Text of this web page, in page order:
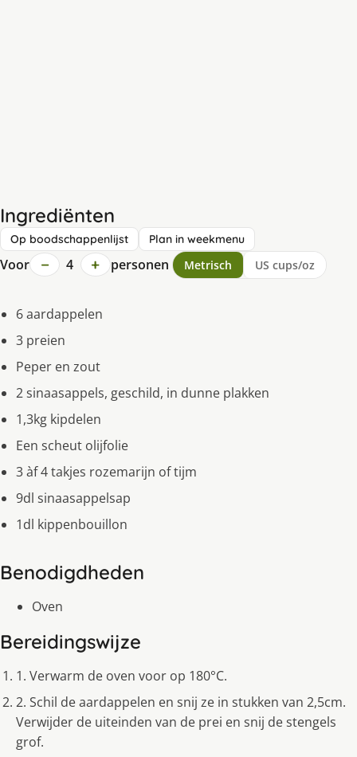
Ingrediënten
Op boodschappenlijst Plan in weekmenu
Voor − 4 + personen Metrisch US cups/oz
6 aardappelen
3 preien
Peper en zout
2 sinaasappels, geschild, in dunne plakken
1,3kg kipdelen
Een scheut olijfolie
3 àf 4 takjes rozemarijn of tijm
9dl sinaasappelsap
1dl kippenbouillon
Benodigdheden
Oven
Bereidingswijze
1. Verwarm de oven voor op 180°C.
2. Schil de aardappelen en snij ze in stukken van 2,5cm.
Verwijder de uiteinden van de prei en snij de stengels
grof.